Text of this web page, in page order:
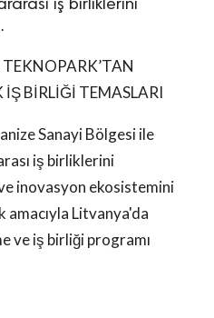
iş birliklerini
İŞ BİRLİĞİ TEMASLARI
Sanayi Bölgesi ile
iş birliklerini
inovasyon ekosistemini
Litvanya'da
ve iş birliği programı